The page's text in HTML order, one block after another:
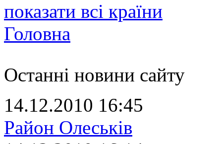
показати всі країни
Головна
Останні новини сайту
14.12.2010 16:45
Район Олеськів